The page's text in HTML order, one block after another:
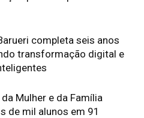
completa seis anos
transformação digital e
Mulher e da Família
de mil alunos em 91